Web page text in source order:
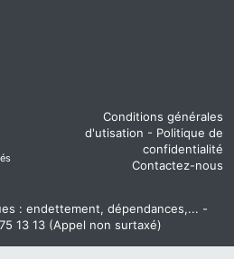
Conditions générales
d'utisation - Politique de
confidentialité
Contactez-nous
: endettement, dépendances,... -
13 13 (Appel non surtaxé)